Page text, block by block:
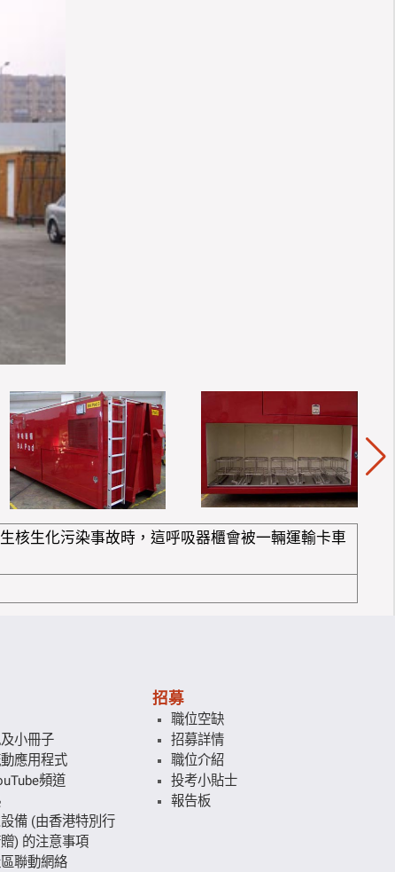
核生化污染事故時，這呼吸器櫃會被一輛運輸卡車
小冊子
應用程式
頻道
備 (由香港特別行
) 的注意事項
聯動網絡
招募
職位空缺
招募詳情
職位介紹
投考小貼士
報告板